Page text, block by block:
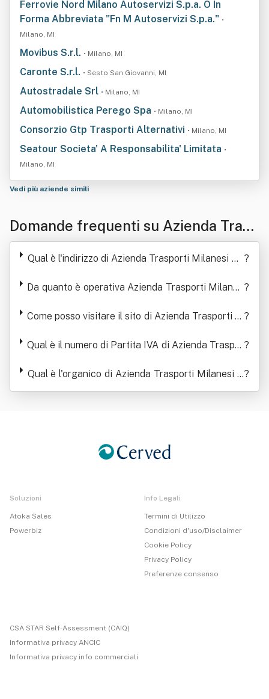
Ferrovie Nord Milano Autoservizi S.p.a. O In
Forma Abbreviata "Fn M Autoservizi S.p.a." •
Milano, MI
Movibus S.r.l. • Milano, MI
Caronte S.r.l. • Sesto San Giovanni, MI
Autostradale Srl • Milano, MI
Automobilistica Perego Spa • Milano, MI
Consorzio Gtp Trasporti Alternativi • Milano, MI
Seatour Societa' A Responsabilita' Limitata •
Milano, MI
Vedi più aziende simili
Domande frequenti su Azienda Trasp
orti Milanesi Spa In Forma Abbreviat
Qual è l'indirizzo di Azienda Trasporti Milanesi Sp ?
Da quanto è operativa Azienda Trasporti Milanes ?
Come posso visitare il sito di Azienda Trasporti M ?
Qual è il numero di Partita IVA di Azienda Traspor ?
Qual è l'organico di Azienda Trasporti Milanesi S
pa In Forma Abbreviata A.t.m. S .P.a.
?
Soluzioni
Atoka Sales
Powerbiz
Info Legali
Termini di Utilizzo
Condizioni d'uso/Disclaimer
Cookie Policy
Privacy Policy
Preferenze consenso
CSA STAR Self-Assessment (CAIQ)
Informativa privacy ANCIC
Informativa privacy info commerciali